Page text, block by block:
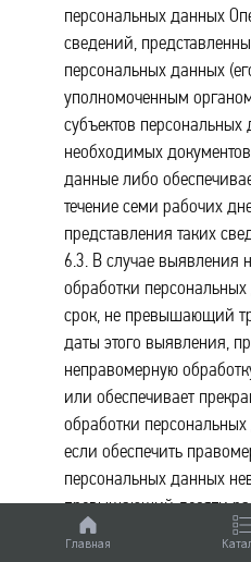
персональных данных
сведений,
персональных данных
уполномоченным
субъектов
необходимых
данные либо
течение семи рабочих
представления таких
6.3. В случае выявления
обработки
срок, не превышающий
даты этого выявления,
неправомерную
или обеспечивает
обработки
если обеспечить
персональных данных
превышающий десяти
выявления
Главная